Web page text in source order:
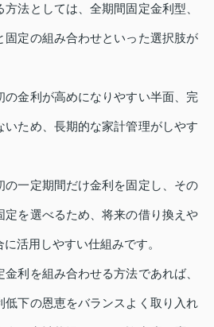
法としては、全期間固定金利型、
固定の組み合わせといった選択肢が
の金利が高めになりやすい半面、完
いため、長期的な家計管理がしやす
の一定期間だけ金利を固定し、その
定を選べるため、将来の借り換えや
活用しやすい仕組みです。
利を組み合わせる方法であれば、
低下の恩恵をバランスよく取り入れ